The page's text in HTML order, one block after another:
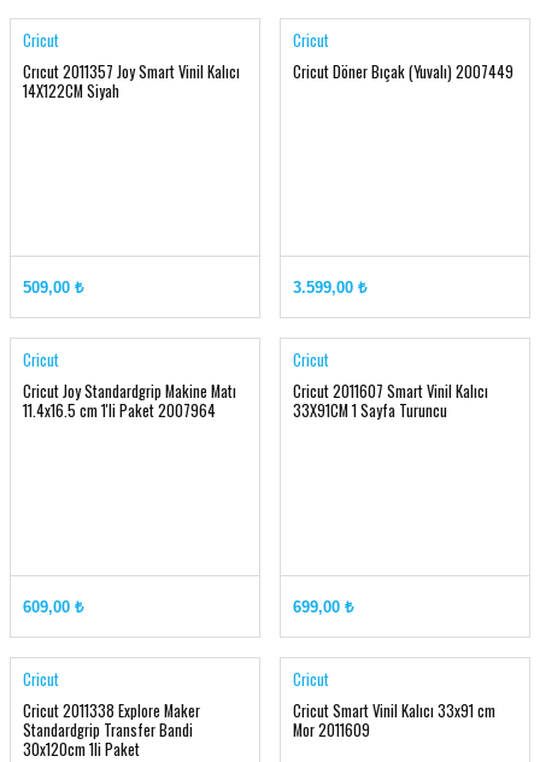
ile kullanın.
Özellikler
ve İşaretleyicileri ile
kişiselleştirin.
Transfer bandı ile birlikte
kullanmayın.
Cricut Explore® 3 ve
Cricut Maker® 3 kesme
Cricut Venture
Cricut
Crıcut 2011357 Joy Smart Vinil Kalıcı
14X122CM Siyah
509,00 ₺
Cricut
Cricut Döner Bıçak (Yuvalı) 2007449
3.599,00 ₺
Cricut
Cricut Joy Standardgrip Makine Matı
11.4x16.5 cm 1'li Paket 2007964
609,00 ₺
Cricut
Cricut 2011607 Smart Vinil Kalıcı
33X91CM 1 Sayfa Turuncu
699,00 ₺
Cricut
Cricut 2011338 Explore Maker
Standardgrip Transfer Bandi
30x120cm 1li Paket
Cricut
Cricut Smart Vinil Kalıcı 33x91 cm
Mor 2011609